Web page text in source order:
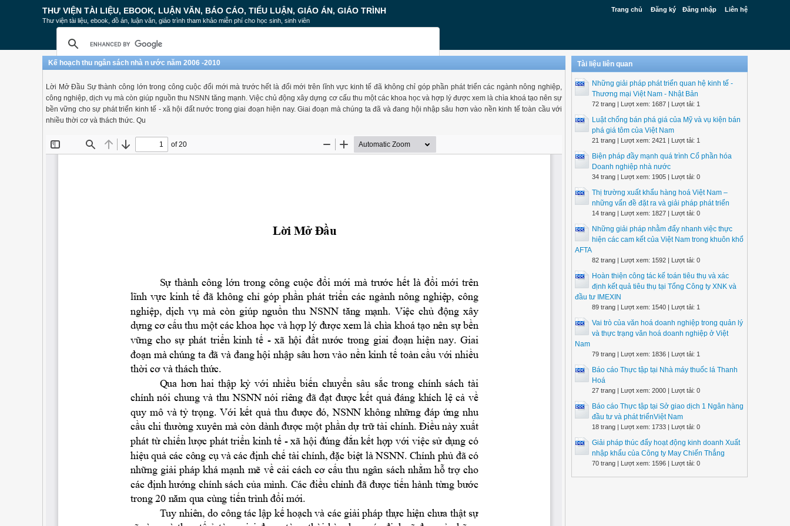
Trang chủ Đăng ký Đăng nhập Liên hệ
THƯ VIỆN TÀI LIỆU, EBOOK, LUẬN VĂN, BÁO CÁO, TIỂU LUẬN, GIÁO ÁN, GIÁO TRÌNH
Thư viện tài liệu, ebook, đồ án, luận văn, giáo trình tham khảo miễn phí cho học sinh, sinh viên
Kế hoạch thu ngân sách nhà n ước năm 2006 -2010
Lời Mở Đầu Sự thành công lớn trong công cuộc đổi mới mà trước hết là đổi mới trên lĩnh vực kinh tế đã không chỉ góp phần phát triển các ngành nông nghiệp,
công nghiệp, dịch vụ mà còn giúp nguồn thu NSNN tăng mạnh. Việc chủ động xây dựng cơ cấu thu một các khoa học và hợp lý được xem là chìa khoá tạo nên sự
bền vững cho sự phát triển kinh tế - xã hội đất nước trong giai đoạn hiện nay. Giai đoạn mà chúng ta đã và đang hội nhập sâu hơn vào nền kinh tế toàn cầu với
nhiều thời cơ và thách thức. Qu
Tài liệu liên quan
Những giải pháp phát triển quan hệ kinh tế -
Thương mại Việt Nam - Nhật Bản
72 trang | Lượt xem: 1687 | Lượt tải: 1
Luật chống bán phá giá của Mỹ và vụ kiện bán
phá giá tôm của Việt Nam
21 trang | Lượt xem: 2421 | Lượt tải: 1
Biện pháp đầy mạnh quá trình Cổ phần hóa
Doanh nghiệp nhà nước
34 trang | Lượt xem: 1905 | Lượt tải: 0
Thị trường xuất khẩu hàng hoá Việt Nam –
những vấn đề đặt ra và giải pháp phát triển
14 trang | Lượt xem: 1827 | Lượt tải: 0
Những giải pháp nhằm đẩy nhanh việc thực
hiện các cam kết của Việt Nam trong khuôn khổ
AFTA
82 trang | Lượt xem: 1592 | Lượt tải: 0
Hoàn thiện công tác kế toán tiêu thụ và xác
định kết quả tiêu thụ tại Tổng Công ty XNK và
đầu tư IMEXIN
89 trang | Lượt xem: 1540 | Lượt tải: 1
Vai trò của văn hoá doanh nghiệp trong quản lý
và thực trạng văn hoá doanh nghiệp ở Việt
Nam
79 trang | Lượt xem: 1836 | Lượt tải: 1
Báo cáo Thực tập tại Nhà máy thuốc lá Thanh
Hoá
27 trang | Lượt xem: 2000 | Lượt tải: 0
Báo cáo Thực tập tại Sở giao dịch 1 Ngân hàng
đầu tư và phát triểnViệt Nam
18 trang | Lượt xem: 1733 | Lượt tải: 0
Giải pháp thúc đẩy hoạt động kinh doanh Xuất
nhập khẩu của Công ty May Chiến Thắng
70 trang | Lượt xem: 1596 | Lượt tải: 0